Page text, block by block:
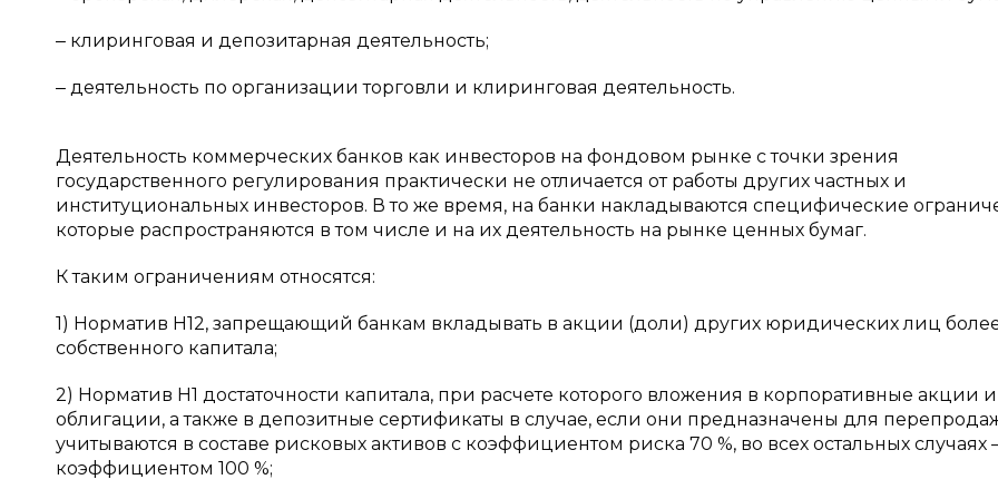
‒ клиринговая и депозитарная деятельность;
‒ деятельность по организации торговли и клиринговая деятельность.
Деятельность коммерческих банков как инвесторов на фондовом рынке с точки зрения
государственного регулирования практически не отличается от работы других частных и
институциональных инвесторов. В то же время, на банки накладываются специфические
которые распространяются в том числе и на их деятельность на рынке ценных бумаг.
К таким ограничениям относятся:
1) Норматив Н12, запрещающий банкам вкладывать в акции (доли) других юридических лиц более
собственного капитала;
2) Норматив Н1 достаточности капитала, при расчете которого вложения в корпоративные акции и
облигации, а также в депозитные сертификаты в случае, если они предназначены для
учитываются в составе рисковых активов с коэффициентом риска 70 %, во всех остальных случаях
коэффициентом 100 %;